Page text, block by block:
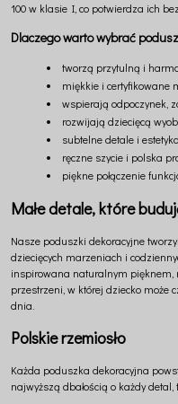
100 w klasie I, co potwierdza ich
Dlaczego warto wybrać
tworzą przytulną i
miękkie i certyfikowane
wspierają odpoczynek,
rozwijają dziecięcą
subtelne detale i
ręczne szycie i polska
piękne połączenie
Małe detale, które
Nasze poduszki dekoracyjne
dziecięcych marzeniach i
inspirowana naturalnym
przestrzeni, w której dziecko może
dnia.
Polskie rzemiosło
Każda poduszka dekoracyjna
najwyższą dbałością o każdy detal,